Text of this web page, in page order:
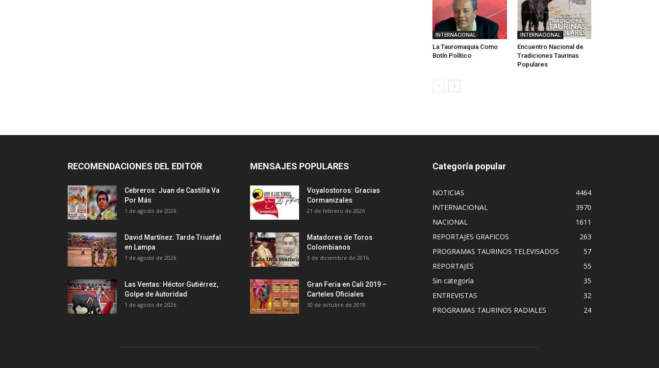
INTERNACIONAL
La Tauromaquia Como
Botín Político
INTERNACIONAL
Encuentro Nacional de
Tradiciones Taurinas
Populares
RECOMENDACIONES DEL EDITOR
Cebreros: Juan de Castilla Va
Por Más
1 de agosto de 2026
David Martínez: Tarde Triunfal
en Lampa
1 de agosto de 2026
Las Ventas: Héctor Gutiérrez,
Golpe de Autoridad
1 de agosto de 2026
MENSAJES POPULARES
Voyalostoros: Gracias
Cormanizales
21 de febrero de 2026
Matadores de Toros
Colombianos
3 de diciembre de 2016
Gran Feria en Cali 2019 –
Carteles Oficiales
30 de octubre de 2019
Categoría popular
NOTICIAS
4464
INTERNACIONAL
3970
NACIONAL
1611
REPORTAJES GRAFICOS
263
PROGRAMAS TAURINOS TELEVISADOS
57
REPORTAJES
55
Sin categoría
35
ENTREVISTAS
32
PROGRAMAS TAURINOS RADIALES
24